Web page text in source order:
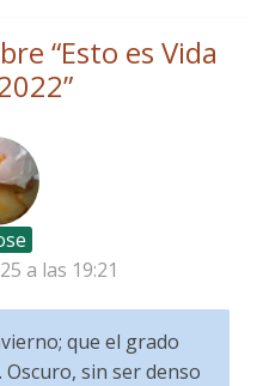
“Esto es Vida
”
a las 19:21
que el grado
sin ser denso